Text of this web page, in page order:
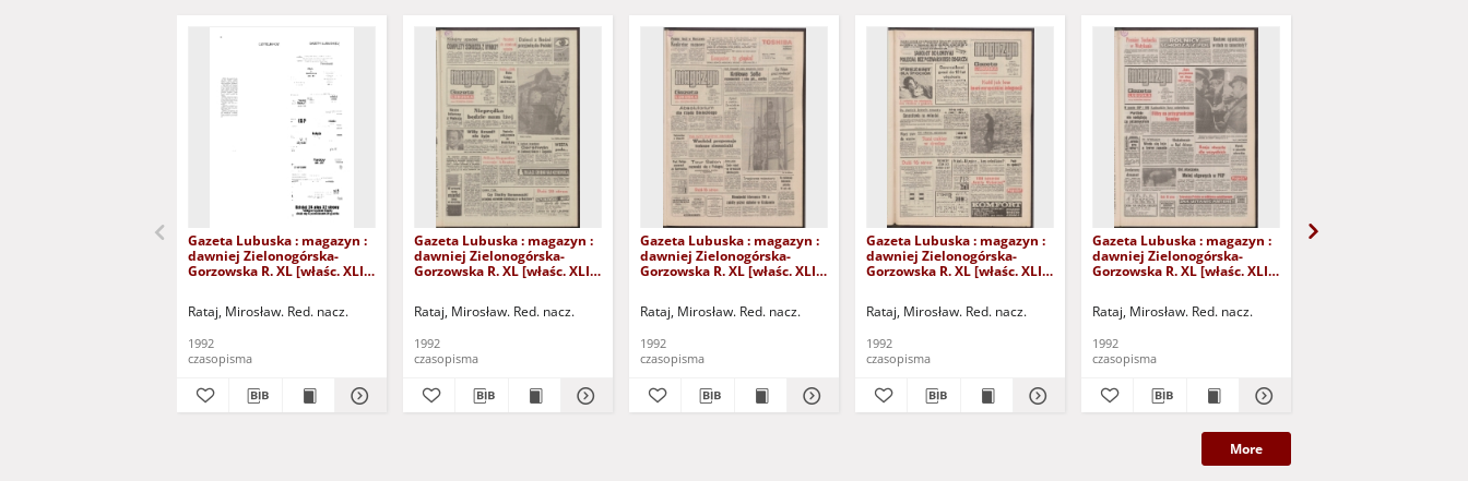
Gazeta Lubuska : magazyn :
dawniej Zielonogórska-
Gorzowska R. XL [właśc. XLI],
Rataj, Mirosław. Red. nacz.
1992
czasopisma
Gazeta Lubuska : magazyn :
dawniej Zielonogórska-
Gorzowska R. XL [właśc. XLI],
Rataj, Mirosław. Red. nacz.
1992
czasopisma
Gazeta Lubuska : magazyn :
dawniej Zielonogórska-
Gorzowska R. XL [właśc. XLI],
Rataj, Mirosław. Red. nacz.
1992
czasopisma
Gazeta Lubuska : magazyn :
dawniej Zielonogórska-
Gorzowska R. XL [właśc. XLI],
Rataj, Mirosław. Red. nacz.
1992
czasopisma
Gazeta Lubuska : magazyn :
dawniej Zielonogórska-
Gorzowska R. XL [właśc. XLI],
Rataj, Mirosław. Red. nacz.
1992
czasopisma
More